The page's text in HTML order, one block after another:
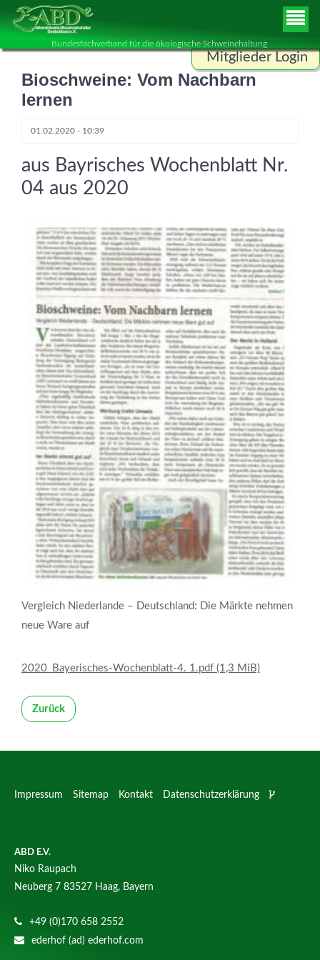
Bundesfachverband für die ökologische Schweinehaltung
Mitglieder Login
Benutzername
Bioschweine: Vom Nachbarn
lernen
01.02.2020 - 10:39
aus Bayrisches Wochenblatt Nr.
04 aus 2020
Vergleich Niederlande – Deutschland: Die Märkte nehmen
neue Ware auf
2020_Bayerisches-Wochenblatt-4. 1.pdf (1,3 MiB)
Zurück
Impressum Sitemap Kontakt Datenschutzerklärung
ABD E.V.
Niko Raupach
Neuberg 7 83527 Haag, Bayern
+49 (0)170 658 2552
ederhof (ad) ederhof.com